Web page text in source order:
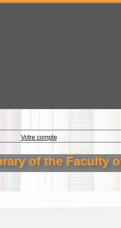
Votre compte
of the Faculty of